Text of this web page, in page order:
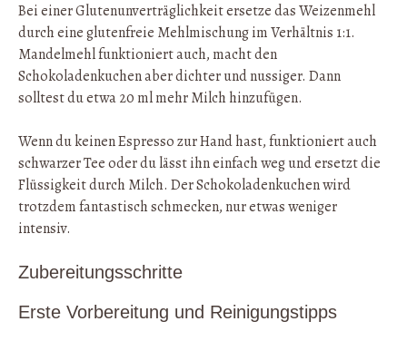
Bei einer Glutenunverträglichkeit ersetze das Weizenmehl
durch eine glutenfreie Mehlmischung im Verhältnis 1:1.
Mandelmehl funktioniert auch, macht den
Schokoladenkuchen aber dichter und nussiger. Dann
solltest du etwa 20 ml mehr Milch hinzufügen.
Wenn du keinen Espresso zur Hand hast, funktioniert auch
schwarzer Tee oder du lässt ihn einfach weg und ersetzt die
Flüssigkeit durch Milch. Der Schokoladenkuchen wird
trotzdem fantastisch schmecken, nur etwas weniger
intensiv.
Zubereitungsschritte
Erste Vorbereitung und Reinigungstipps